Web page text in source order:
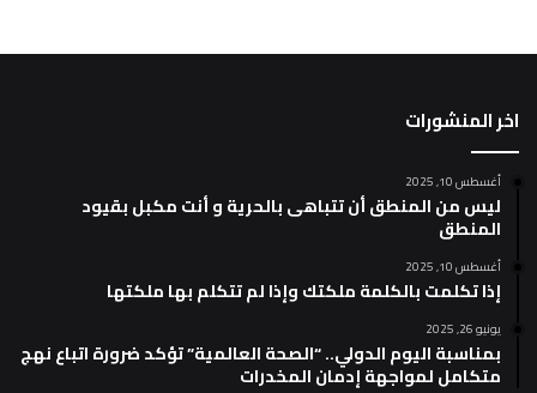
اخر المنشورات
أغسطس 10, 2025
ليس من المنطق أن تتباهى بالحرية و أنت مكبل بقيود
المنطق
أغسطس 10, 2025
إذا تكلمت بالكلمة ملكتك وإذا لم تتكلم بها ملكتها
يونيو 26, 2025
بمناسبة اليوم الدولي.. “الصحة العالمية” تؤكد ضرورة اتباع نهج
متكامل لمواجهة إدمان المخدرات